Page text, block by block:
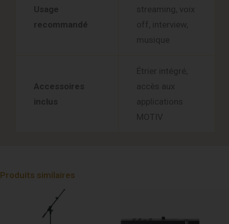
Usage
recommandé
streaming, voix
off, interview,
musique
Accessoires
inclus
Étrier intégré,
accès aux
applications
MOTIV
Produits similaires